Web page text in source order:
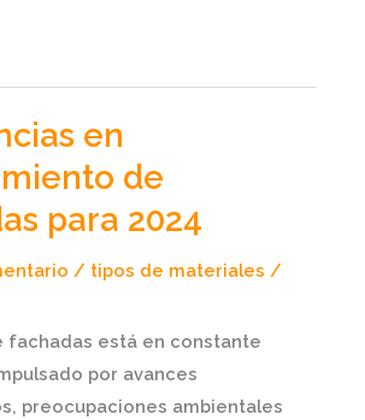
en
de
para 2024
/ tipos de materiales /
fachadas está en constante
por avances
preocupaciones ambientales